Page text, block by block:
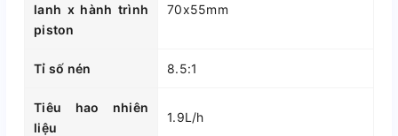
lanh x hành trình
piston
70x55mm
Tỉ số nén 8.5:1
Tiêu hao nhiên
liệu
1.9L/h